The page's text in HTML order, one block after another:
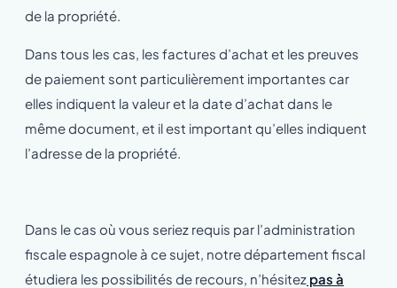
de la propriété.
Dans tous les cas, les factures d’achat et les preuves
de paiement sont particulièrement importantes car
elles indiquent la valeur et la date d’achat dans le
même document, et il est important qu’elles indiquent
l’adresse de la propriété.
Dans le cas où vous seriez requis par l’administration
fiscale espagnole à ce sujet, notre département fiscal
étudiera les possibilités de recours, n’hésitez pas à